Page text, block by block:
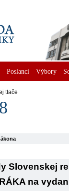
Poslanci Výbory
tlače
Slovenskej
na